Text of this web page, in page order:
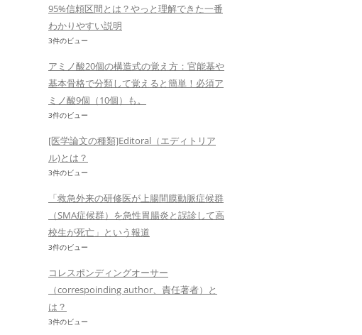
95%信頼区間とは？やっと理解できた一番
わかりやすい説明
3件のビュー
アミノ酸20個の構造式の覚え方：官能基や
基本骨格で分類して覚えると簡単！必須ア
ミノ酸9個（10個）も。
3件のビュー
[医学論文の種類]Editoral（エディトリア
ル)とは？
3件のビュー
「救急外来の研修医が上腸間膜動脈症候群
（SMA症候群）を急性胃腸炎と誤診して高
校生が死亡」という報道
3件のビュー
コレスポンディングオーサー
（correspoinding author、責任著者）と
は？
3件のビュー